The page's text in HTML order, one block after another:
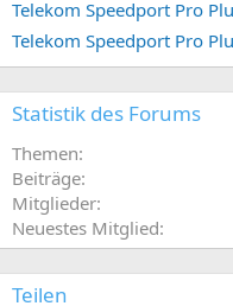
Telekom Speedport Pro
Telekom Speedport Pro
Statistik des Forums
Themen
Beiträge
Mitglieder
Neuestes Mitglied
Teilen